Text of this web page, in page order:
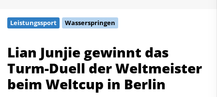
Leistungssport Wasserspringen
Lian Junjie gewinnt das
Turm-Duell der Weltmeister
beim Weltcup in Berlin
Freiwasserschwimmen
Wasserball
Synchronschwimmen
Masterssport